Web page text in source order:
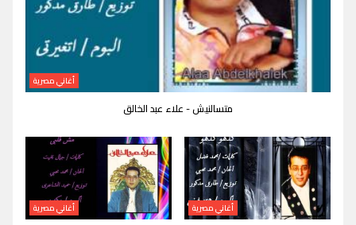
أغاني مصرية
متسالنيش - علاء عبد الخالق
أغاني مصرية أغاني مصرية